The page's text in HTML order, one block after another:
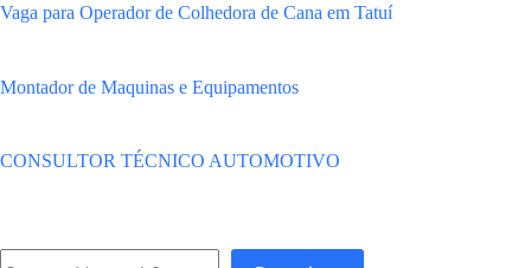
Vaga para Operador de Colhedora de Cana em Tatuí
Montador de Maquinas e Equipamentos
CONSULTOR TÉCNICO AUTOMOTIVO